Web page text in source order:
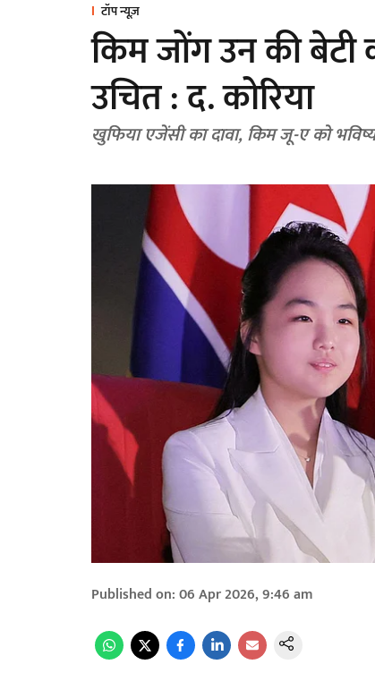
टॉप न्यूज़
किम जोंग उन की बेटी
उचित : द. कोरिया
खुफिया एजेंसी का दावा, किम जू-ए को
Published on:06 Apr 2026, 9:46 am